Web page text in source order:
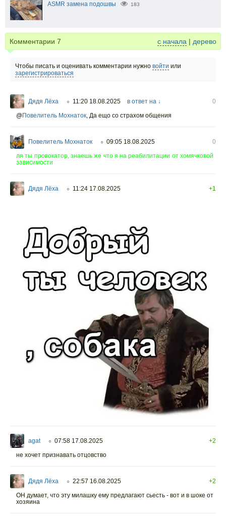
ASMR замена подошвы 183
Комментарии 7 с начала | дерево
Чтобы писать и оценивать комментарии нужно войти или
зарегистрироваться
Дядя Лёха ○ 11:20 18.08.2025 в ответ на ↓
0
@Повелитель Мохнаток, Да ещо со страхом общения
Повелитель Мохнаток ○ 09:05 18.08.2025
0
ля ты провокатор, знаешь же что я на реабилитации от хомячковой
зависимости
Дядя Лёха ○ 11:24 17.08.2025 +1
agat ○ 07:58 17.08.2025
+2
не хочет признавать отцовство
Дядя Лёха ○ 22:57 16.08.2025
+2
ОН думает, что эту милашку ему предлагают сьесть - вот и в шоке от
хозяина